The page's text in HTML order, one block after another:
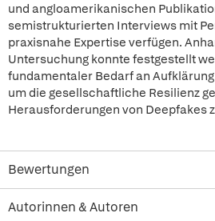
und angloamerikanischen
semistrukturierten Interviews mit
praxisnahe Expertise verfügen.
Untersuchung konnte festgestellt
fundamentaler Bedarf an
um die gesellschaftliche Resilienz
Herausforderungen von Deepfakes
Bewertungen
Autorinnen & Autoren